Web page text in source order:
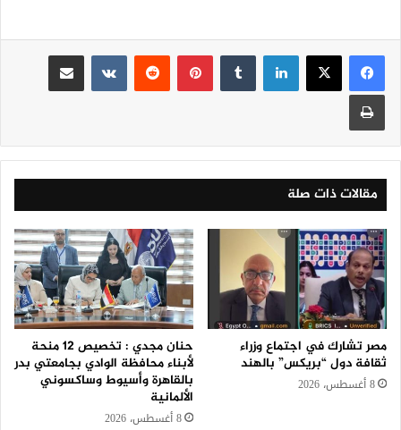
لينكدإن بينتيريست
مقالات ذات صلة
مصر تشارك في اجتماع وزراء
ثقافة دول “بريكس” بالهند
8 أغسطس، 2026
حنان مجدي : تخصيص 12 منحة
لأبناء محافظة الوادي بجامعتي بدر
بالقاهرة وأسيوط وساكسوني
الألمانية
8 أغسطس، 2026